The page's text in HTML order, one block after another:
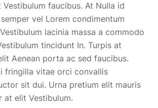
faucibus. At Nulla id
vel Lorem condimentum
lacinia massa a commodo
tincidunt In. Turpis at
Aenean porta ac sed faucibus.
fringilla vitae orci convallis
sit dui. Urna pretium elit mauris
at elit Vestibulum.